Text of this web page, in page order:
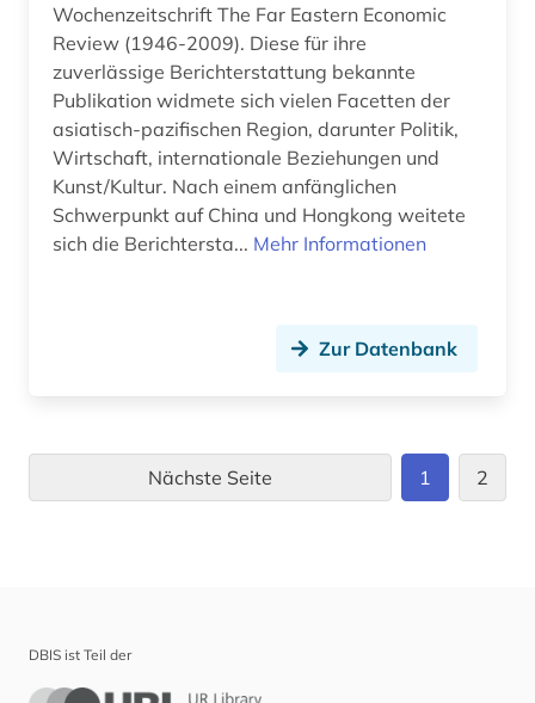
Wochenzeitschrift The Far Eastern Economic
Review (1946-2009). Diese für ihre
zuverlässige Berichterstattung bekannte
Publikation widmete sich vielen Facetten der
asiatisch-pazifischen Region, darunter Politik,
Wirtschaft, internationale Beziehungen und
Kunst/Kultur. Nach einem anfänglichen
Schwerpunkt auf China und Hongkong weitete
sich die Berichtersta... Mehr Informationen
Zur Datenbank
Nächste Seite 1 2
DBIS ist Teil der